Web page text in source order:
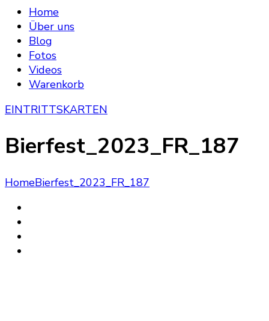
Niederrheinisches Bierfest
Home
Über uns
Blog
Fotos
Videos
Warenkorb
EINTRITTSKARTEN
Bierfest_2023_FR_187
HomeBierfest_2023_FR_187